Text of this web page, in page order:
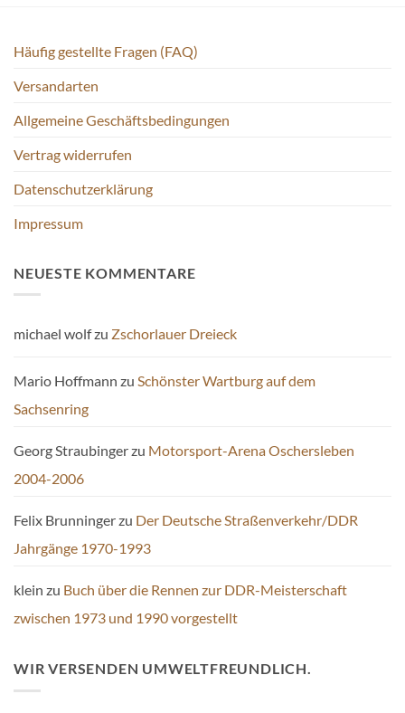
Häufig gestellte Fragen (FAQ)
Versandarten
Allgemeine Geschäftsbedingungen
Vertrag widerrufen
Datenschutzerklärung
Impressum
NEUESTE KOMMENTARE
michael wolfzu Zschorlauer Dreieck
Mario Hoffmann zu Schönster Wartburg auf dem
Sachsenring
Georg Straubingerzu Motorsport-Arena Oschersleben
2004-2006
Felix Brunningerzu Der Deutsche Straßenverkehr/DDR
Jahrgänge 1970-1993
klein zu Buch über die Rennen zur DDR-Meisterschaft
zwischen 1973 und 1990 vorgestellt
WIR VERSENDEN UMWELTFREUNDLICH.